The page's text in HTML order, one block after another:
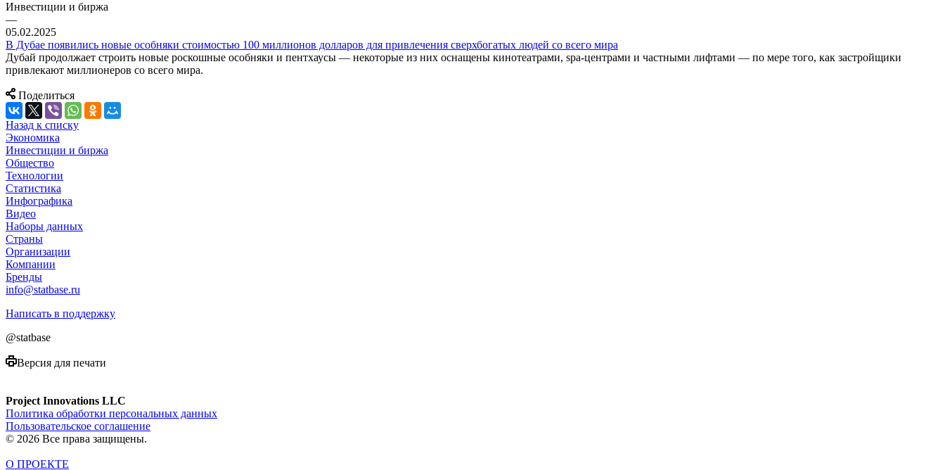
Инвестиции и биржа
—
05.02.2025
В Дубае появились новые особняки стоимостью 100 миллионов долларов для привлечения сверхбогатых людей со всего мира
Дубай продолжает строить новые роскошные особняки и пентхаусы — некоторые из них оснащены кинотеатрами, spa-центрами и частными лифтами — по мере того, как застройщики
привлекают миллионеров со всего мира.
Поделиться
Назад к списку
Экономика
Инвестиции и биржа
Общество
Технологии
Cтатистика
Инфографика
Видео
Наборы данных
Страны
Организации
Компании
Бренды
info@statbase.ru
Написать в поддержку
@statbase
Версия для печати
Project Innovations LLC
Политика обработки персональных данных
Пользовательское соглашение
© 2026 Все права защищены.
О ПРОЕКТЕ